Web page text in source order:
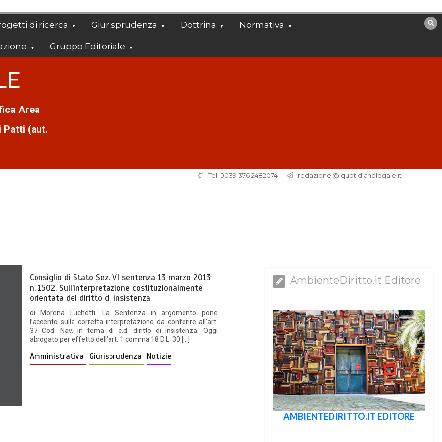
di ricerca Giurisprudenza Dottrina Normativa
Gruppo Editoriale
Area
Patti (aut.
Tel. 0039 376 2482074 redazione @ quotidianolegale.it
Consiglio di Stato Sez. VI sentenza 13 marzo 2013
n. 1502. Sull’interpretazione costituzionalmente
orientata del diritto di insistenza
di Morena Luchetti. La Sentenza in argomento pone
l’accento sulla corretta interpretazione da conferire all’art.
37 Cod. Nav. in tema di c.d. diritto di insistenza. Oggi
abrogato per effetto dell’art. 1 comma 18 D.L. 30 […]
Amministrativa Giurisprudenza Notizie
AmbienteDiritto.it Editore
AMBIENTEDIRITTO.IT EDITORE